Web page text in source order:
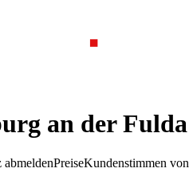
an der Fulda
PreiseKundenstimmen von